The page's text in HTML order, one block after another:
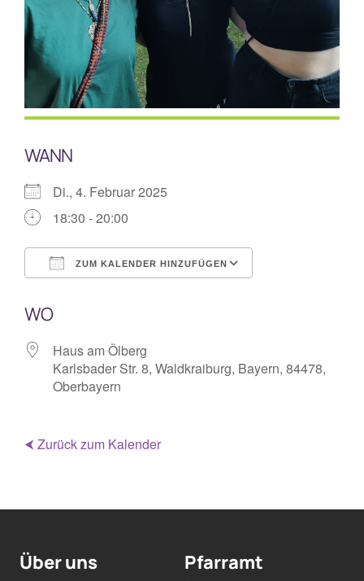
Mitarbeiterplan
Kontakt
WANN
Di., 4. Februar 2025
18:30 - 20:00
ZUM KALENDER HINZUFÜGEN
WO
Haus am Ölberg
Karlsbader Str. 8, Waldkraiburg, Bayern, 84478,
Oberbayern
⮜ Zurück zum Kalender
Über uns Pfarramt